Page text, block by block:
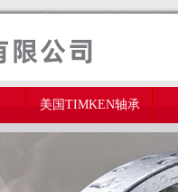
美国TIMKEN轴承